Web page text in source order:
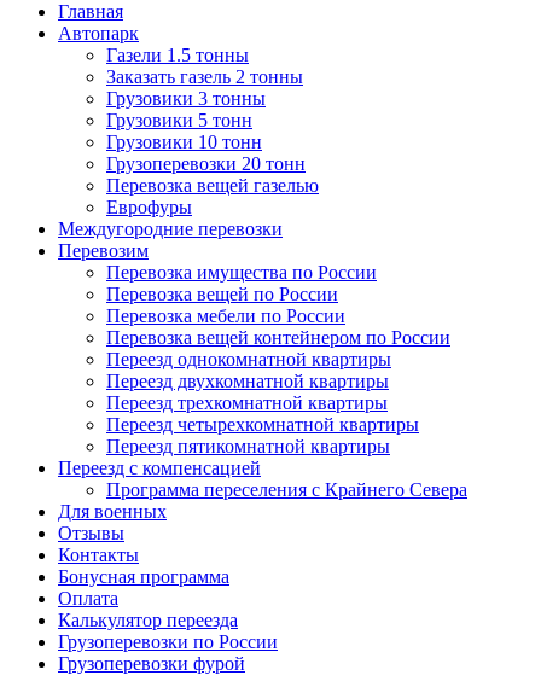
Главная
Автопарк
Газели 1.5 тонны
Заказать газель 2 тонны
Грузовики 3 тонны
Грузовики 5 тонн
Грузовики 10 тонн
Грузоперевозки 20 тонн
Перевозка вещей газелью
Еврофуры
Междугородние перевозки
Перевозим
Перевозка имущества по России
Перевозка вещей по России
Перевозка мебели по России
Перевозка вещей контейнером по России
Переезд однокомнатной квартиры
Переезд двухкомнатной квартиры
Переезд трехкомнатной квартиры
Переезд четырехкомнатной квартиры
Переезд пятикомнатной квартиры
Переезд с компенсацией
Программа переселения с Крайнего Севера
Для военных
Отзывы
Контакты
Бонусная программа
Оплата
Калькулятор переезда
Грузоперевозки по России
Грузоперевозки фурой